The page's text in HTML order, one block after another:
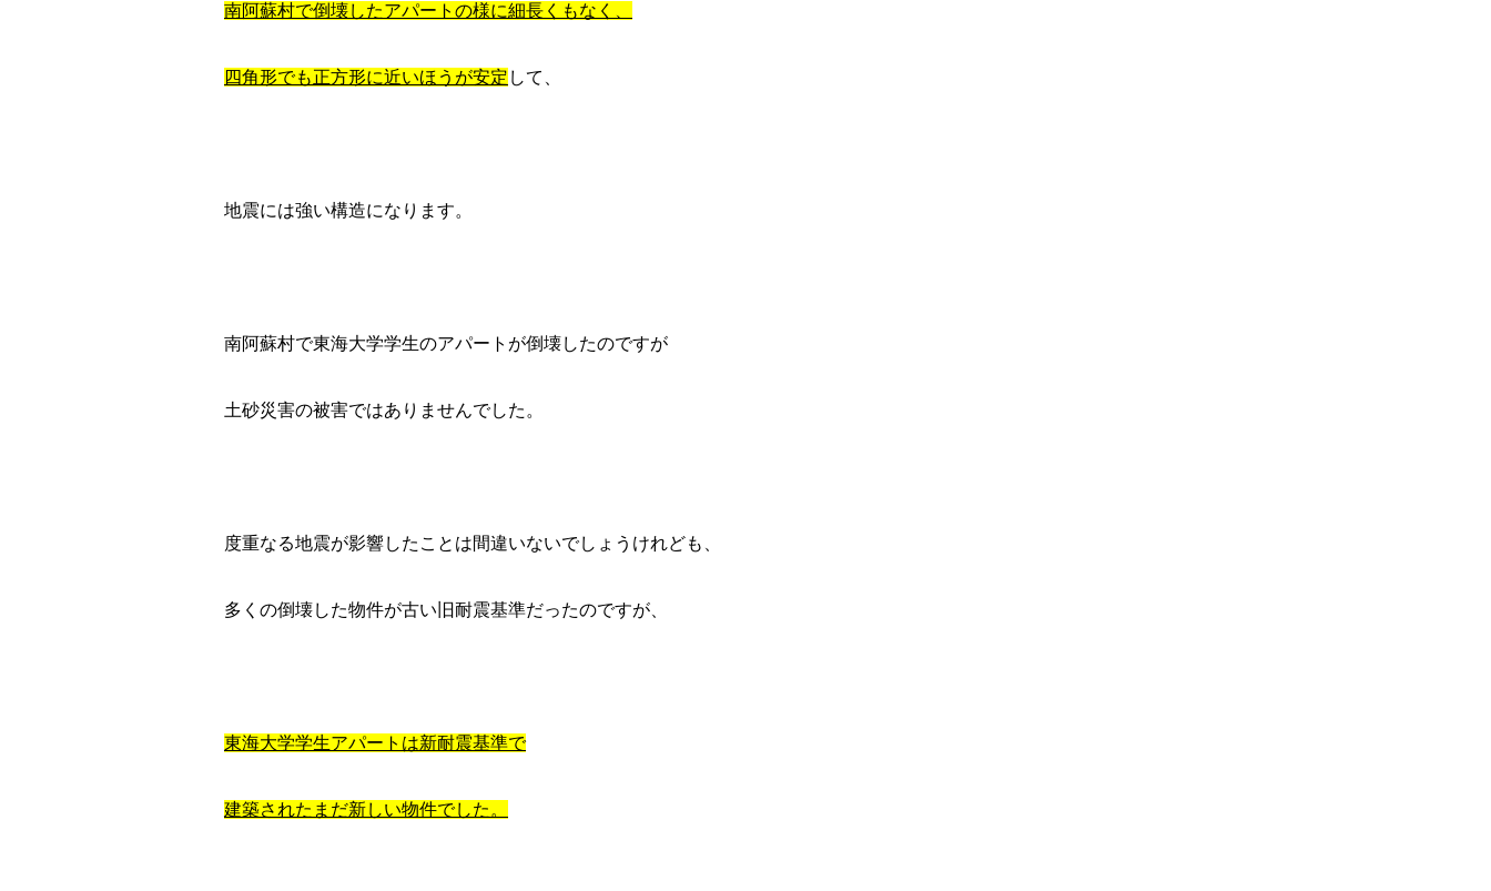
南阿蘇村で倒壊したアパートの様に細長くもなく、
四角形でも正方形に近いほうが安定 して、
地震には強い構造になります。
南阿蘇村で東海大学学生のアパートが倒壊したのですが
土砂災害の被害ではありませんでした。
度重なる地震が影響したことは間違いないでしょうけれども、
多くの倒壊した物件が古い旧耐震基準だったのですが、
東海大学学生アパートは新耐震基準で
建築されたまだ新しい物件でした。